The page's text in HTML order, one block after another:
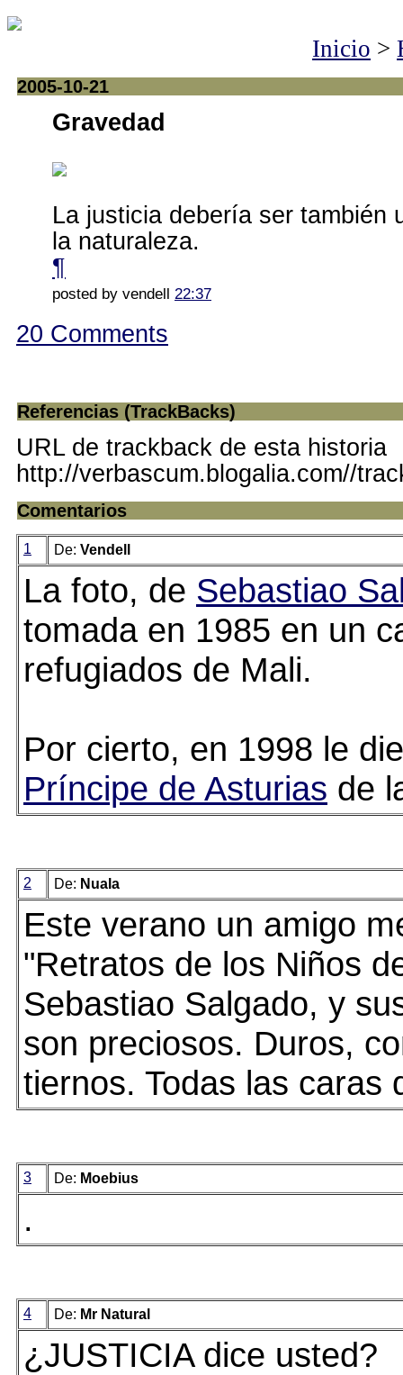
Inicio >
2005-10-21
Gravedad
La justicia debería ser también
la naturaleza.
¶
posted by vendell 22:37
20 Comments
Referencias (TrackBacks)
URL de trackback de esta historia
http://verbascum.blogalia.com//
Comentarios
1 De: Vendell
La foto, de Sebastiao
tomada en 1985 en un
refugiados de Mali.
Por cierto, en 1998 le
Príncipe de Asturias de
2 De: Nuala
Este verano un amigo
"Retratos de los Niños
Sebastiao Salgado, y
son preciosos. Duros,
tiernos. Todas las caras
3 De: Moebius
.
4 De: Mr Natural
¿JUSTICIA dice usted?